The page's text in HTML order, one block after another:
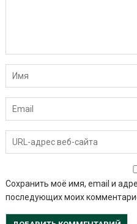
Сохранить моё имя, email и
последующих моих